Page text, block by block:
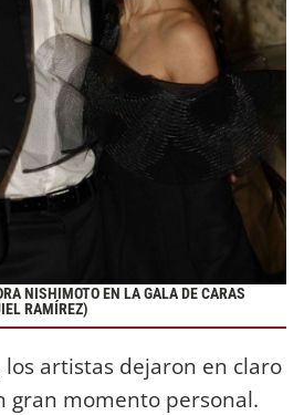
NISHIMOTO EN LA GALA DE CARAS
RAMÍREZ)
los artistas dejaron en claro
gran momento personal.